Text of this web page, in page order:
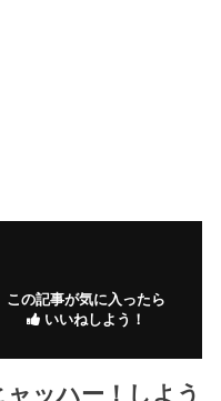
この記事が気に入ったら
いいねしよう！
ッハー！しよう